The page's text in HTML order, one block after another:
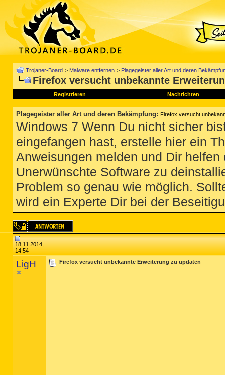
Trojaner-Board > Malware entfernen > Plagegeister aller Art und deren
Firefox versucht unbekannte
Registrieren Nachrichten
Plagegeister aller Art und deren Bekämpfung: Firefox versucht
Windows 7 Wenn Du nicht sicher
eingefangen hast, erstelle hier ein
Anweisungen melden und Dir
Unerwünschte Software zu
Problem so genau wie möglich.
wird ein Experte Dir bei der
18.11.2014,
14:54
LigH Firefox versucht unbekannte Erweiterung zu updaten